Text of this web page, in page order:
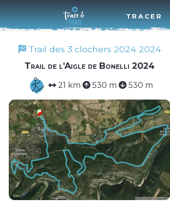
TRACER
Trail des 3 clochers 2024 2024
Trail de l'Aigle de Bonelli 2024
21 km 530 m 530 m